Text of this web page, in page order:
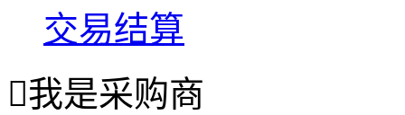
交易结算
我是采购商